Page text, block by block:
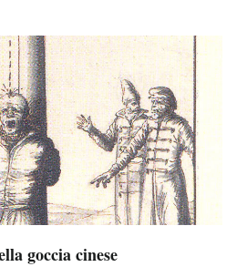
goccia cinese